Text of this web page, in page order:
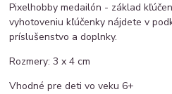
Pixelhobby medailón - základ
vyhotoveniu kľúčenky nájdete v
príslušenstvo a doplnky.
Rozmery: 3 x 4 cm
Vhodné pre deti vo veku 6+